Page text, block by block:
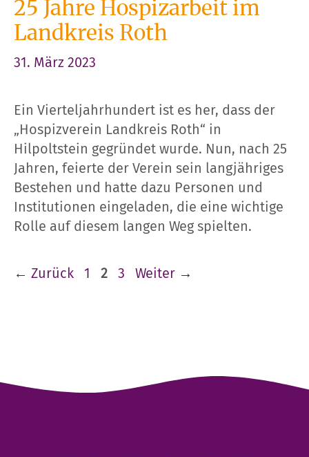
25 Jahre Hospizarbeit im
Landkreis Roth
31. März 2023
Ein Vierteljahrhundert ist es her, dass der
„Hospizverein Landkreis Roth“ in
Hilpoltstein gegründet wurde. Nun, nach 25
Jahren, feierte der Verein sein langjähriges
Bestehen und hatte dazu Personen und
Institutionen eingeladen, die eine wichtige
Rolle auf diesem langen Weg spielten.
← Zurück Seite
1 Seite
2 Seite
3 Weiter →